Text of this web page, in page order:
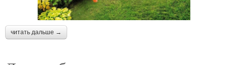
читать дальше →